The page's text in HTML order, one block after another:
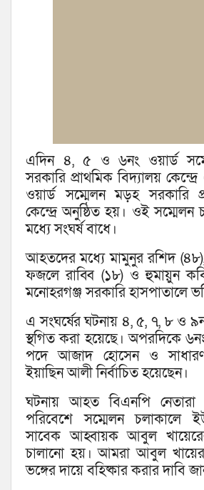
এদিন ৪, ৫ ও ৬নং ওয়ার্ড
সরকারি প্রাথমিক বিদ্যালয়
ওয়ার্ড সম্মেলন মড়হ সরকারি
কেন্দ্রে অনুষ্ঠিত হয়। ওই সম্মেলন
মধ্যে সংঘর্ষ বাধে।
আহতদের মধ্যে মামুনুর রশিদ
ফজলে রাব্বি (১৮) ও হুমায়ুন
মনোহরগঞ্জ সরকারি হাসপাতালে
এ সংঘর্ষের ঘটনায় ৪, ৫, ৭, ৮ ও
স্থগিত করা হয়েছে। অপরদিকে
পদে আজাদ হোসেন ও
ইয়াছিন আলী নির্বাচিত হয়েছেন।
ঘটনায় আহত বিএনপি
পরিবেশে সম্মেলন চলাকালে
সাবেক আহ্বায়ক আবুল
চালানো হয়। আমরা আবুল
ভঙ্গের দায়ে বহিষ্কার করার দাবি